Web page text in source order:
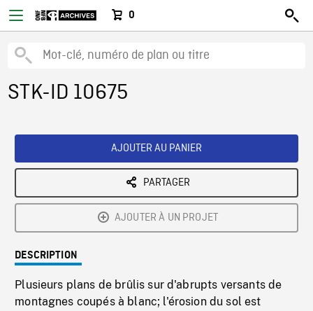
0
STK-ID 10675
AJOUTER AU PANIER
PARTAGER
AJOUTER À UN PROJET
DESCRIPTION
Plusieurs plans de brûlis sur d'abrupts versants de
montagnes coupés à blanc; l'érosion du sol est